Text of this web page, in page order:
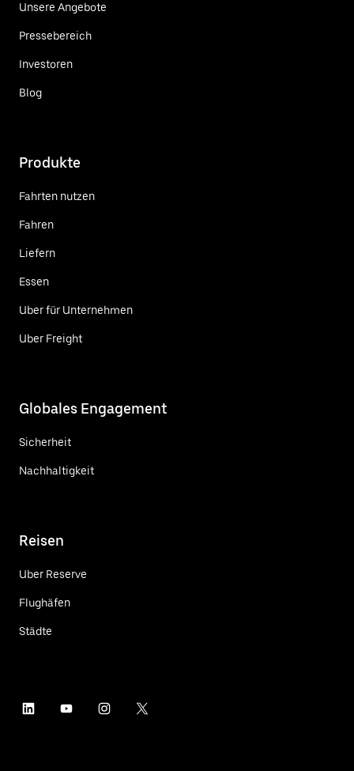
Unsere Angebote
Pressebereich
Investoren
Blog
Produkte
Fahrten nutzen
Fahren
Liefern
Essen
Uber für Unternehmen
Uber Freight
Globales Engagement
Sicherheit
Nachhaltigkeit
Reisen
Uber Reserve
Flughäfen
Städte